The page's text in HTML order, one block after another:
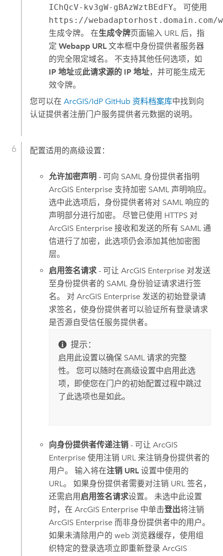
IChQcV-kv3gW-gBAzWztBEdFY。 可使用
https://webadaptorhost.domain.com/
生成令牌。 在生成令牌页面输入 URL 后，指
定Webapp URL 文本框中身份提供者服务器
的完全限定域名。 不支持其他任何选项，如
IP 地址或此请求源的 IP 地址，并可能生成无
效令牌。
您可以在 ArcGIS/IdP GitHub 资料档案库中找到向
认证提供者注册门户服务提供者元数据的说明。
配置适用的高级设置：
允许加密声明 - 可向 SAML 身份提供者指明
ArcGIS Enterprise 支持加密 SAML 声明响应。
选中此选项后，身份提供者将对 SAML 响应的
声明部分进行加密。 尽管已使用 HTTPS 对
ArcGIS Enterprise 接收和发送的所有 SAML 通
信进行了加密，此选项仍会添加其他加密图
层。
启用签名请求 - 可让ArcGIS Enterprise 对发送
至身份提供者的 SAML 身份验证请求进行签
名。 对ArcGIS Enterprise 发送的初始登录请
求签名，使身份提供者可以验证所有登录请求
是否源自受信任服务提供者。
提示：
启用此设置以确保 SAML 请求的完整
性。 您可以随时在高级设置中启用此选
项，即使您在门户的初始配置过程中跳过
了此选项也是如此。
向身份提供者传递注销 - 可让ArcGIS
Enterprise 使用注销 URL 来注销身份提供者的
用户。 输入将在注销 URL 设置中使用的
URL。 如果身份提供者需要对注销 URL 签名，
还需启用 启用签名请求设置。 未选中此设置
时，在ArcGIS Enterprise 中单击登出将注销
ArcGIS Enterprise 而非身份提供者中的用户。
如果未清除用户的 web 浏览器缓存，使用组
织特定的登录选项立即重新登录ArcGIS